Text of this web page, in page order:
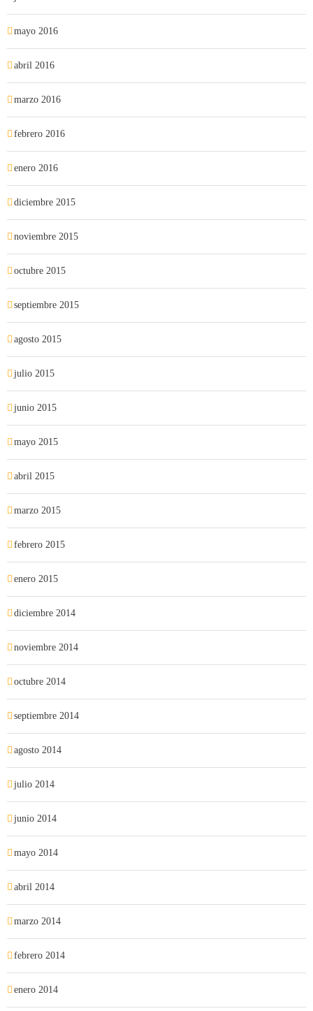
mayo 2016
abril 2016
marzo 2016
febrero 2016
enero 2016
diciembre 2015
noviembre 2015
octubre 2015
septiembre 2015
agosto 2015
julio 2015
junio 2015
mayo 2015
abril 2015
marzo 2015
febrero 2015
enero 2015
diciembre 2014
noviembre 2014
octubre 2014
septiembre 2014
agosto 2014
julio 2014
junio 2014
mayo 2014
abril 2014
marzo 2014
febrero 2014
enero 2014